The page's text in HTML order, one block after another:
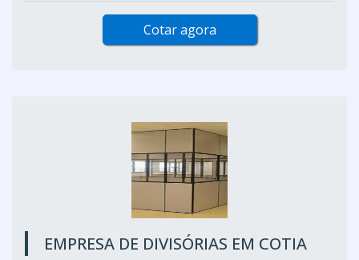
Cotar agora
EMPRESA DE DIVISÓRIAS EM COTIA